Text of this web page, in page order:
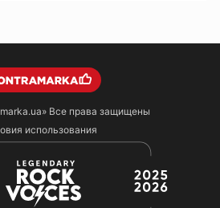
Все права защищены
использования